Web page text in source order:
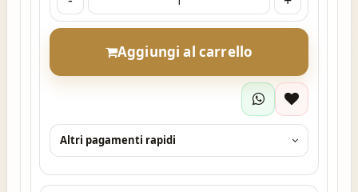
Aggiungi al carrello
Altri pagamenti rapidi